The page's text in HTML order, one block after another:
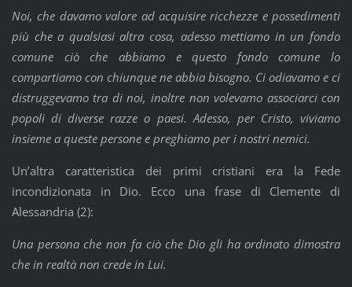
Noi, che davamo valore ad acquisire ricchezze e possedimenti
più che a qualsiasi altra cosa, adesso mettiamo in un fondo
comune ciò che abbiamo e questo fondo comune lo
compartiamo con chiunque ne abbia bisogno. Ci odiavamo e ci
distruggevamo tra di noi, inoltre non volevamo associarci con
popoli di diverse razze o paesi. Adesso, per Cristo, viviamo
insieme a queste persone e preghiamo per i nostri nemici.
Un’altra caratteristica dei primi cristiani era la Fede
incondizionata in Dio. Ecco una frase di Clemente di
Alessandria (2):
Una persona che non fa ciò che Dio gli ha ordinato dimostra
che in realtà non crede in Lui.